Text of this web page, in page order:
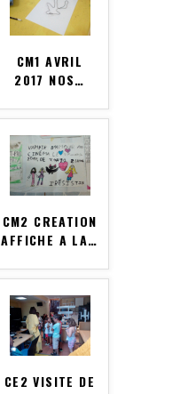
CM1 AVRIL
2017 NOS…
CM2 CREATION
AFFICHE A LA…
CE2 VISITE DE